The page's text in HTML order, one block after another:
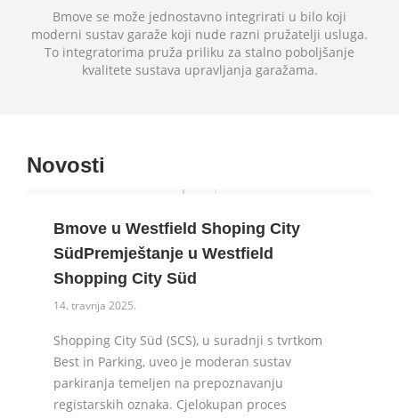
Bmove se može jednostavno integrirati u bilo koji
moderni sustav garaže koji nude razni pružatelji usluga.
To integratorima pruža priliku za stalno poboljšanje
kvalitete sustava upravljanja garažama.
Novosti
Bmove u Westfield Shoping City
SüdPremještanje u Westfield
Shopping City Süd
14. travnja 2025.
Shopping City Süd (SCS), u suradnji s tvrtkom
Best in Parking, uveo je moderan sustav
parkiranja temeljen na prepoznavanju
registarskih oznaka. Cjelokupan proces